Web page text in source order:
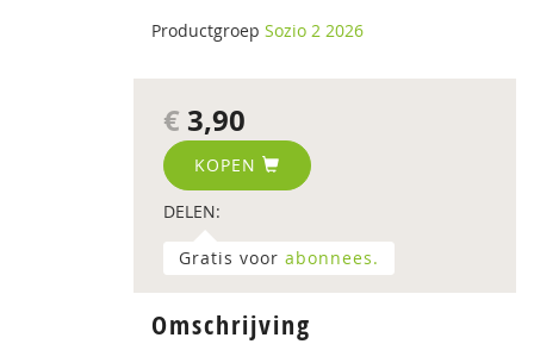
Productgroep Sozio 2 2026
€ 3,90
KOPEN
DELEN:
Gratis voor abonnees.
Omschrijving